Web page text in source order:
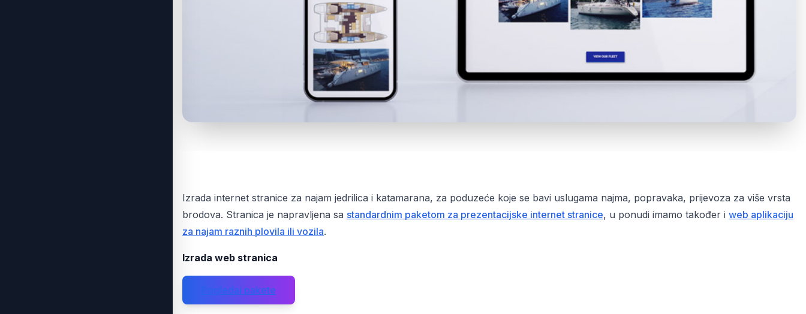
Izrada internet stranice za najam jedrilica i katamarana, za poduzeće koje se bavi uslugama najma, popravaka, prijevoza za više vrsta
brodova. Stranica je napravljena sa standardnim paketom za prezentacijske internet stranice, u ponudi imamo također i web aplikaciju
za najam raznih plovila ili vozila.
Izrada web stranica
Pogledaj pakete